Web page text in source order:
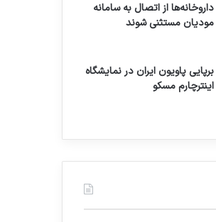
داروخانه‌ها از اتصال به سامانه
مودیان مستثنی شوند
برپایی پاویون ایران در نمایشگاه
اینترچارم مسکو